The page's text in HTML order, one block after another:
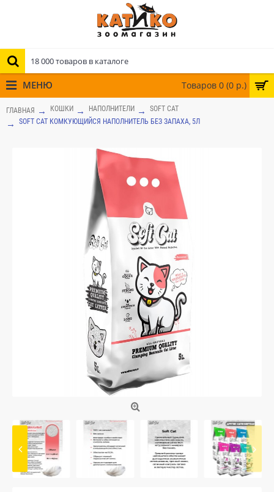
Товаров 0 (0 р.)
МЕНЮ
ГЛАВНАЯ КОШКИ НАПОЛНИТЕЛИ
SOFT CAT
SOFT CAT КОМКУЮЩИЙСЯ НАПОЛНИТЕЛЬ БЕЗ ЗАПАХА, 5Л